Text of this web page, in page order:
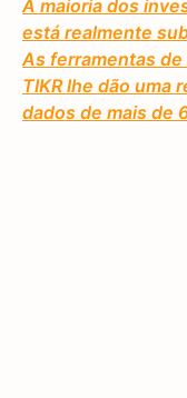
A maioria dos
está realmente
As ferramentas
TIKR lhe dão uma
dados de mais de